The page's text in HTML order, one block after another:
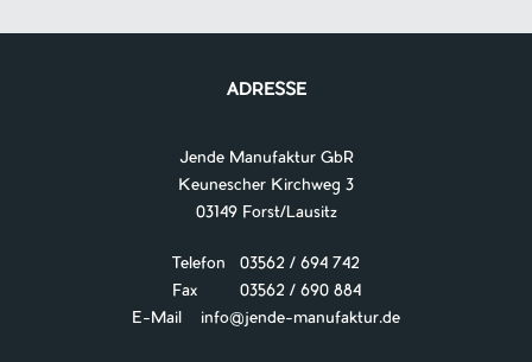
ADRESSE
Jende Manufaktur GbR
Keunescher Kirchweg 3
03149 Forst/Lausitz
Telefon 03562 / 694 742
Fax 03562 / 690 884
E-Mail
info@jende-manufaktur.de